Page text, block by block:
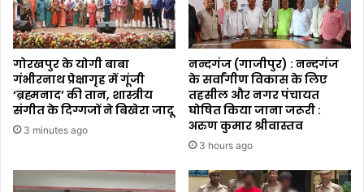
गोरखपुर के योगी बाबा
गंभीरनाथ प्रेक्षागृह में गूंजी
‘ब्रह्मनाद’ की तान, शास्त्रीय
संगीत के दिग्गजों ने बिखेरा जादू
3 minutes ago
नन्दगंज (गाजीपुर) : नन्दगंज
के सर्वांगीण विकास के लिए
तहसील और नगर पंचायत
घोषित किया जाना जरूरी :
अरुण कुमार श्रीवास्तव
3 hours ago